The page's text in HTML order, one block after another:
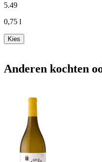
5.49
0,75 l
Kies
Anderen kochten